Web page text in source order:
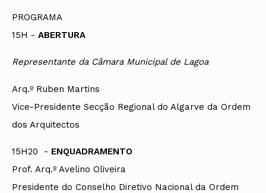
PROGRAMA
15H - ABERTURA
Representante da Câmara Municipal de Lagoa
Arq.º Ruben Martins
Vice-Presidente Secção Regional do Algarve da Ordem
dos Arquitectos
15H20 - ENQUADRAMENTO
Prof. Arq.º Avelino Oliveira
Presidente do Conselho Diretivo Nacional da Ordem